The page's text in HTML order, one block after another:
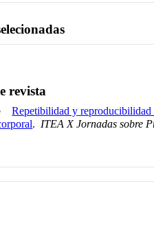
revista
Repetibilidad y reproducibilidad
. ITEA X Jornadas sobre